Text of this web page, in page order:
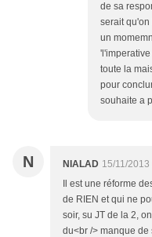
de sa
serait qu'on
un
toute la
pour
souhaite a
N NIALAD 15/11/2013
Il est une réforme
de RIEN et qui ne
soir, su JT de la 2,
du<br /> manque de